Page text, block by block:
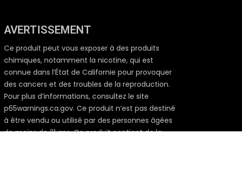
AVERTISSEMENT
Ce produit peut vous exposer à des produits
chimiques, notamment la nicotine, qui est
connue dans l’État de Californie pour provoquer
des cancers et des troubles de la reproduction.
Pour plus d’informations, consultez le site
p65warnings.ca.gov. Ce produit n’est pas destiné
à être vendu ou utilisé par des personnes âgées
de moins de 21 ans. Ce produit contient de la